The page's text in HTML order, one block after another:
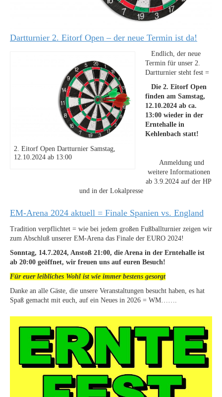
Dartturnier 2. Eitorf Open – der neue Termin ist da!
2. Eitorf Open Dartturnier Samstag,
12.10.2024 ab 13:00
Endlich, der neue
Termin für unser 2.
Dartturnier steht fest =
Die 2. Eitorf Open
finden am Samstag,
12.10.2024 ab ca.
13:00 wieder in der
Erntehalle in
Kehlenbach statt!
Anmeldung und
weitere Informationen
ab 3.9.2024 auf der HP
und in der Lokalpresse
EM-Arena 2024 aktuell = Finale Spanien vs. England
Tradition verpflichtet = wie bei jedem großen Fußballturnier zeigen wir
zum Abschluß unserer EM-Arena das Finale der EURO 2024!
Sonntag, 14.7.2024, Anstoß 21:00, die Arena in der Erntehalle ist
ab 20:00 geöffnet, wir freuen uns auf euren Besuch!
Für euer leibliches Wohl ist wie immer bestens gesorgt
Danke an alle Gäste, die unsere Veranstaltungen besucht haben, es hat
Spaß gemacht mit euch, auf ein Neues in 2026 = WM…….